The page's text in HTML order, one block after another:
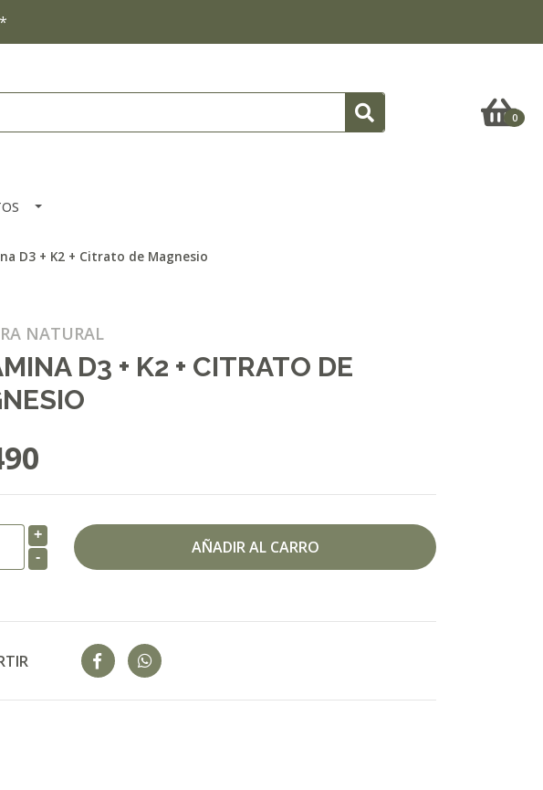
0
D3 + K2 + Citrato de Magnesio
NATURAL
D3 + K2 + CITRATO DE
+
-